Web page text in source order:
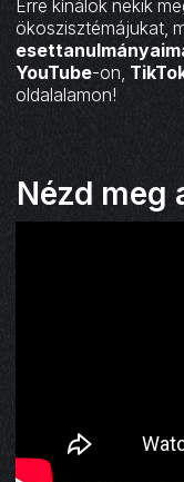
Erre kínálok nekik
ökoszisztémájukat,
YouTube-on,
oldalalamon!
Nézd meg